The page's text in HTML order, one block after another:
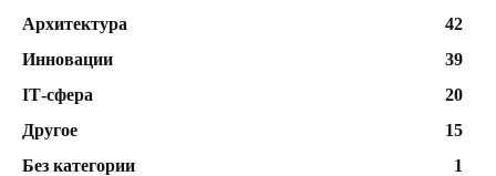
Архитектура
42
Инновации
39
ІТ-сфера
20
Другое
15
Без категории
1